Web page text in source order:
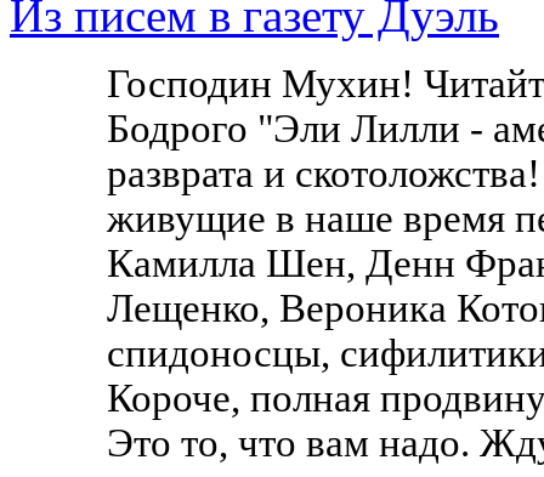
Из писем в газету Дуэль
Господин Мухин!
Бодрого "Эли Лилли -
разврата и
живущие в наше время
Камилла Шен, Денн
Лещенко, Вероника
спидоносцы,
Короче, полная
Это то, что вам надо.